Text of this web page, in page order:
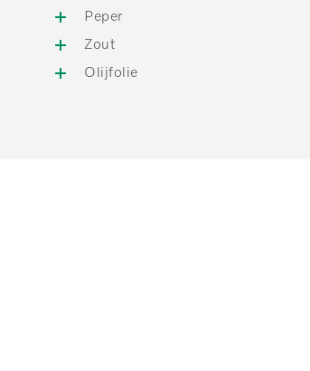
Peper
Zout
Olijfolie